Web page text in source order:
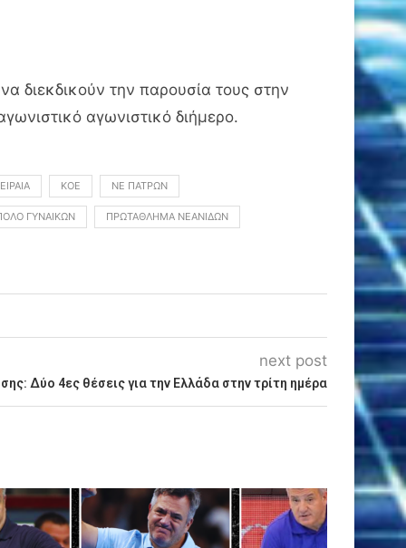
διεκδικούν την παρουσία τους στην
αγωνιστικό διήμερο.
ΚΟΕ ΝΕ ΠΑΤΡΏΝ
ΓΥΝΑΙΚΏΝ ΠΡΩΤΆΘΛΗΜΑ ΝΕΑΝΊΔΩΝ
next post
Δύο 4ες θέσεις για την Ελλάδα στην τρίτη ημέρα